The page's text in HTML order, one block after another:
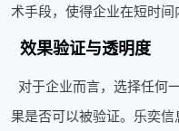
术手段，使得企业在短时间
效果验证与透明度
对于企业而言，选择任何
果是否可以被验证。乐奕